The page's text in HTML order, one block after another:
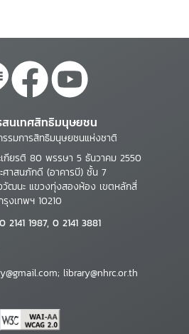
นเทศสิทธิมนุษยชน
รมการสิทธิมนุษยชนแห่งชาติ
เกียรติ 80 พรรษา 5 ธันวาคม 2550
ศาสนภักดี (อาคารบี) ชั้น 7
ฒนะ แขวงทุ่งสองห้อง เขตหลักสี่
รุงเทพฯ 10210
2141 1987, 0 2141 3881
library@nhrc.or.th